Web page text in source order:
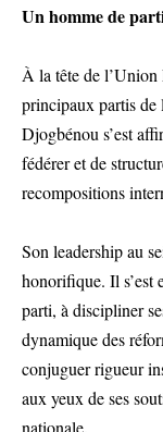
Un homme de
À la tête de l’Union
principaux partis de
Djogbénou s’est
fédérer et de
recompositions
Son leadership au
honorifique. Il s’est
parti, à discipliner
dynamique des
conjuguer rigueur
aux yeux de ses
nationale.